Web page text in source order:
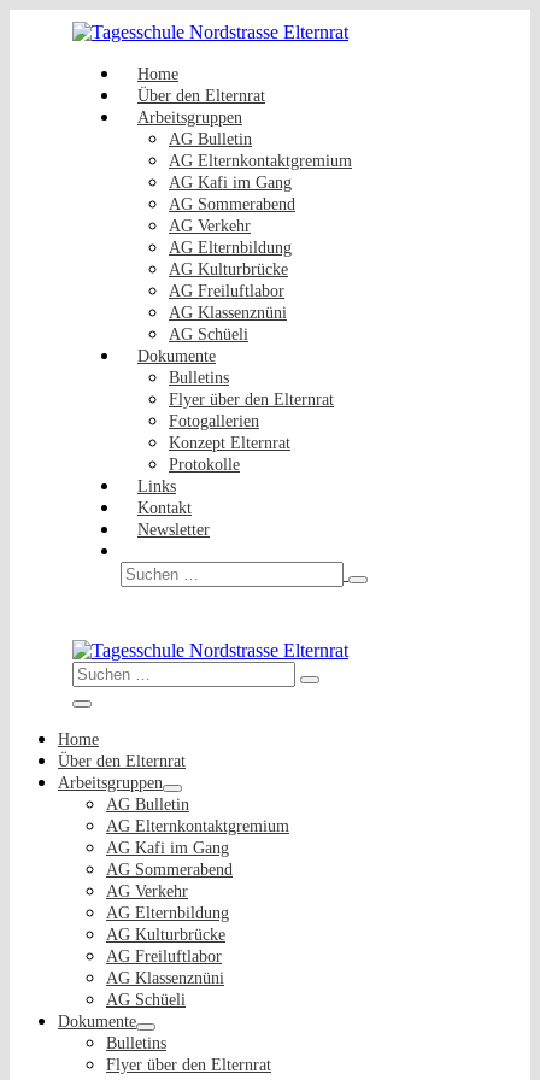
Home
Über den Elternrat
Arbeitsgruppen
AG Bulletin
AG Elternkontaktgremium
AG Kafi im Gang
AG Sommerabend
AG Verkehr
AG Elternbildung
AG Kulturbrücke
AG Freiluftlabor
AG Klassenznüni
AG Schüeli
Dokumente
Bulletins
Flyer über den Elternrat
Fotogallerien
Konzept Elternrat
Protokolle
Links
Kontakt
Newsletter
Schalter
Suchen
nach:
Suche-
Schalter
Suchen
nach:
Menü-
Home
Über den Elternrat
Arbeitsgruppen
Menü-
Schalter
AG Bulletin
AG Elternkontaktgremium
AG Kafi im Gang
AG Sommerabend
AG Verkehr
AG Elternbildung
AG Kulturbrücke
AG Freiluftlabor
AG Klassenznüni
AG Schüeli
Dokumente
Menü-
Schalter
Bulletins
Flyer über den Elternrat